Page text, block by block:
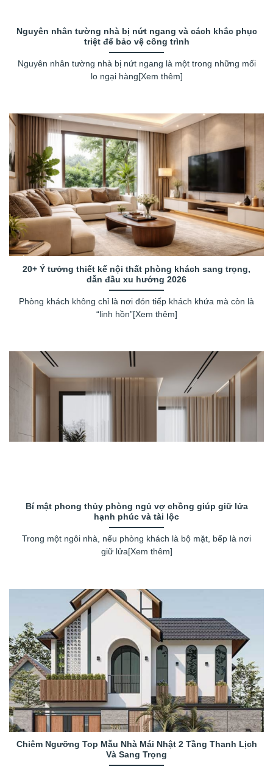
Nguyên nhân tường nhà bị nứt ngang và cách khắc phục
triệt để bảo vệ công trình
Nguyên nhân tường nhà bị nứt ngang là một trong những mối
lo ngại hàng[Xem thêm]
20+ Ý tưởng thiết kế nội thất phòng khách sang trọng,
dẫn đầu xu hướng 2026
Phòng khách không chỉ là nơi đón tiếp khách khứa mà còn là
“linh hồn”[Xem thêm]
Bí mật phong thủy phòng ngủ vợ chồng giúp giữ lửa
hạnh phúc và tài lộc
Trong một ngôi nhà, nếu phòng khách là bộ mặt, bếp là nơi
giữ lửa[Xem thêm]
Chiêm Ngưỡng Top Mẫu Nhà Mái Nhật 2 Tầng Thanh Lịch
Và Sang Trọng